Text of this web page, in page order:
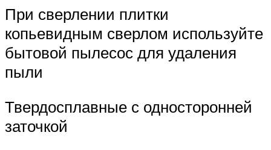
При сверлении плитки
копьевидным сверлом используйте
бытовой пылесос для удаления
пыли
Твердосплавные с односторонней
заточкой